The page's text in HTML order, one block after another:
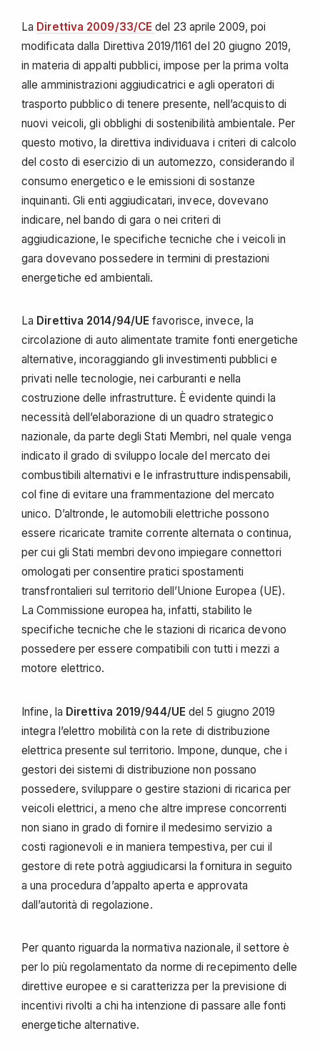
La Direttiva 2009/33/CEdel 23 aprile 2009, poi
modificata dalla Direttiva 2019/1161 del 20 giugno 2019,
in materia di appalti pubblici, impose per la prima volta
alle amministrazioni aggiudicatrici e agli operatori di
trasporto pubblico di tenere presente, nell’acquisto di
nuovi veicoli, gli obblighi di sostenibilità ambientale. Per
questo motivo, la direttiva individuava i criteri di calcolo
del costo di esercizio di un automezzo, considerando il
consumo energetico e le emissioni di sostanze
inquinanti. Gli enti aggiudicatari, invece, dovevano
indicare, nel bando di gara o nei criteri di
aggiudicazione, le specifiche tecniche che i veicoli in
gara dovevano possedere in termini di prestazioni
energetiche ed ambientali.
La Direttiva 2014/94/UEfavorisce, invece, la
circolazione di auto alimentate tramite fonti energetiche
alternative, incoraggiando gli investimenti pubblici e
privati nelle tecnologie, nei carburanti e nella
costruzione delle infrastrutture. È evidente quindi la
necessità dell’elaborazione di un quadro strategico
nazionale, da parte degli Stati Membri, nel quale venga
indicato il grado di sviluppo locale del mercato dei
combustibili alternativi e le infrastrutture indispensabili,
col fine di evitare una frammentazione del mercato
unico. D’altronde, le automobili elettriche possono
essere ricaricate tramite corrente alternata o continua,
per cui gli Stati membri devono impiegare connettori
omologati per consentire pratici spostamenti
transfrontalieri sul territorio dell’Unione Europea (UE).
La Commissione europea ha, infatti, stabilito le
specifiche tecniche che le stazioni di ricarica devono
possedere per essere compatibili con tutti i mezzi a
motore elettrico.
Infine, la Direttiva 2019/944/UE del 5 giugno 2019
integra l’elettro mobilità con la rete di distribuzione
elettrica presente sul territorio. Impone, dunque, che i
gestori dei sistemi di distribuzione non possano
possedere, sviluppare o gestire stazioni di ricarica per
veicoli elettrici, a meno che altre imprese concorrenti
non siano in grado di fornire il medesimo servizio a
costi ragionevoli e in maniera tempestiva, per cui il
gestore di rete potrà aggiudicarsi la fornitura in seguito
a una procedura d’appalto aperta e approvata
dall’autorità di regolazione.
Per quanto riguarda la normativa nazionale, il settore è
per lo più regolamentato da norme di recepimento delle
direttive europee e si caratterizza per la previsione di
incentivi rivolti a chi ha intenzione di passare alle fonti
energetiche alternative.